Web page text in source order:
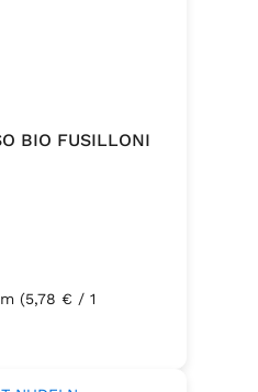
BIO FUSILLONI
(5,78 € / 1